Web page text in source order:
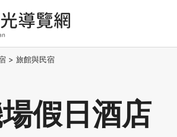
> 旅館與民宿
假日酒店